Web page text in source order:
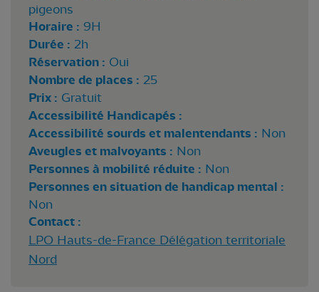
pigeons
Horaire : 9H
Durée : 2h
Réservation : Oui
Nombre de places : 25
Prix : Gratuit
Accessibilité Handicapés :
Accessibilité sourds et malentendants : Non
Aveugles et malvoyants : Non
Personnes à mobilité réduite : Non
Personnes en situation de handicap mental :
Non
Contact :
LPO Hauts-de-France Délégation territoriale
Nord